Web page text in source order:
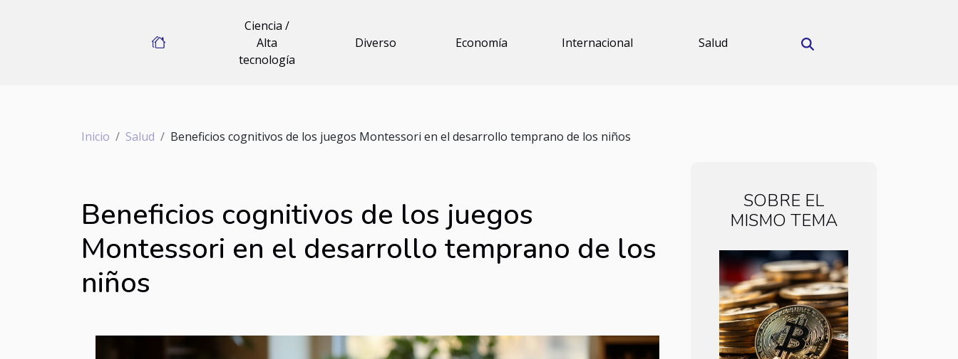
Ciencia /
Alta
tecnología
Diverso Economía Internacional Salud
Inicio Salud Beneficios cognitivos de los juegos Montessori en el desarrollo temprano de los niños
Beneficios cognitivos de los juegos
Montessori en el desarrollo temprano de los
niños
SOBRE EL
MISMO TEMA